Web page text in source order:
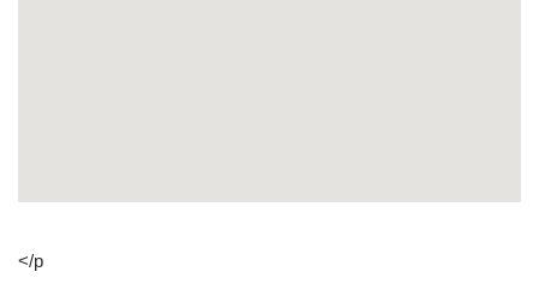
</p